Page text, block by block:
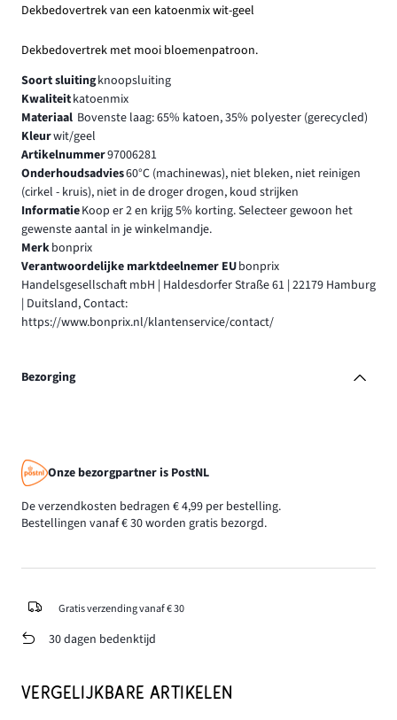
Dekbedovertrek van een katoenmix wit-geel
Dekbedovertrek met mooi bloemenpatroon.
Soort sluitingknoopsluiting
Kwaliteitkatoenmix
Materiaal Bovenste laag: 65% katoen, 35% polyester (gerecycled)
Kleurwit/geel
Artikelnummer97006281
Onderhoudsadvies60°C (machinewas), niet bleken, niet reinigen
(cirkel - kruis), niet in de droger drogen, koud strijken
InformatieKoop er 2 en krijg 5% korting. Selecteer gewoon het
gewenste aantal in je winkelmandje.
Merkbonprix
Verantwoordelijke marktdeelnemer EUbonprix
Handelsgesellschaft mbH | Haldesdorfer Straße 61 | 22179 Hamburg
| Duitsland, Contact:
https://www.bonprix.nl/klantenservice/contact/
Bezorging
Onze bezorgpartner is PostNL
De verzendkosten bedragen € 4,99 per bestelling.
Bestellingen vanaf € 30 worden gratis bezorgd.
Gratis verzending vanaf € 30
30 dagen bedenktijd
VERGELIJKBARE ARTIKELEN